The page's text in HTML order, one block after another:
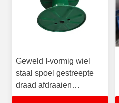
Geweld I-vormig wiel
staal spoel gestreepte
draad afdraaien
staalplaat